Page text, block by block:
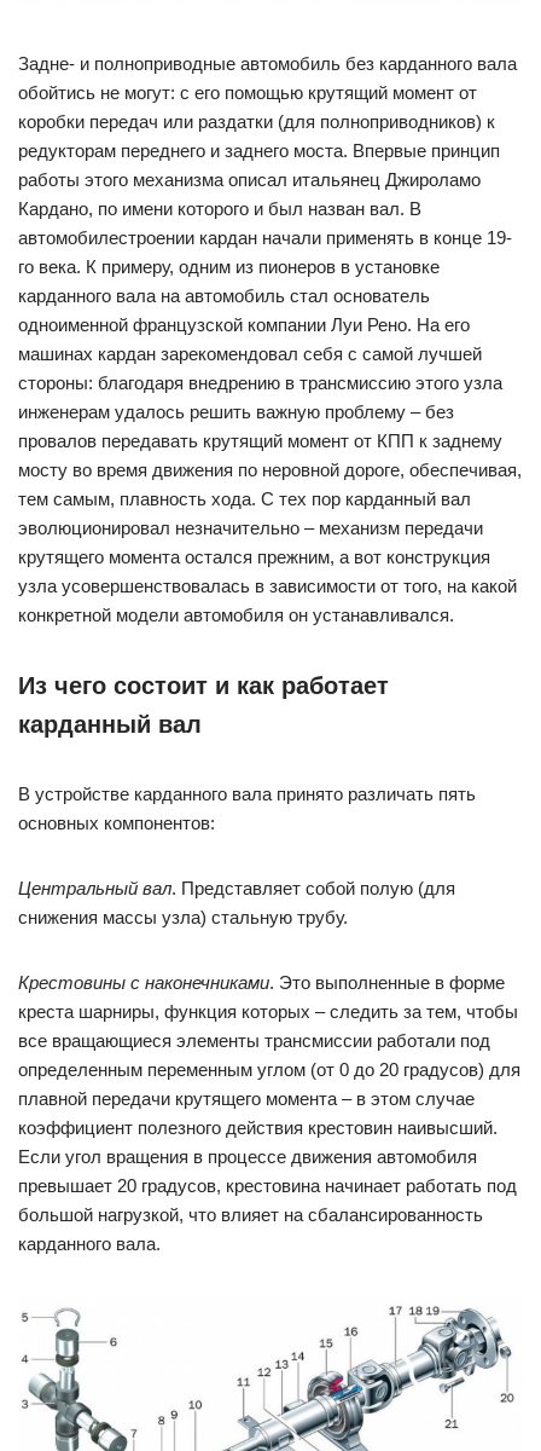
Задне- и полноприводные автомобиль без карданного вала
обойтись не могут: с его помощью крутящий момент от
коробки передач или раздатки (для полноприводников) к
редукторам переднего и заднего моста. Впервые принцип
работы этого механизма описал итальянец Джироламо
Кардано, по имени которого и был назван вал. В
автомобилестроении кардан начали применять в конце 19-
го века. К примеру, одним из пионеров в установке
карданного вала на автомобиль стал основатель
одноименной французской компании Луи Рено. На его
машинах кардан зарекомендовал себя с самой лучшей
стороны: благодаря внедрению в трансмиссию этого узла
инженерам удалось решить важную проблему – без
провалов передавать крутящий момент от КПП к заднему
мосту во время движения по неровной дороге, обеспечивая,
тем самым, плавность хода. С тех пор карданный вал
эволюционировал незначительно – механизм передачи
крутящего момента остался прежним, а вот конструкция
узла усовершенствовалась в зависимости от того, на какой
конкретной модели автомобиля он устанавливался.
Из чего состоит и как работает
карданный вал
В устройстве карданного вала принято различать пять
основных компонентов:
Центральный вал. Представляет собой полую (для
снижения массы узла) стальную трубу.
Крестовины с наконечниками. Это выполненные в форме
креста шарниры, функция которых – следить за тем, чтобы
все вращающиеся элементы трансмиссии работали под
определенным переменным углом (от 0 до 20 градусов) для
плавной передачи крутящего момента – в этом случае
коэффициент полезного действия крестовин наивысший.
Если угол вращения в процессе движения автомобиля
превышает 20 градусов, крестовина начинает работать под
большой нагрузкой, что влияет на сбалансированность
карданного вала.